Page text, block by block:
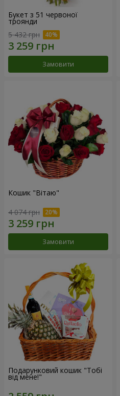
Букет з 51 червоної
троянди
5 432 грн
Замовити
Кошик "Вітаю"
4 074 грн
Замовити
Подарунковий кошик "Тобі
від мене!"